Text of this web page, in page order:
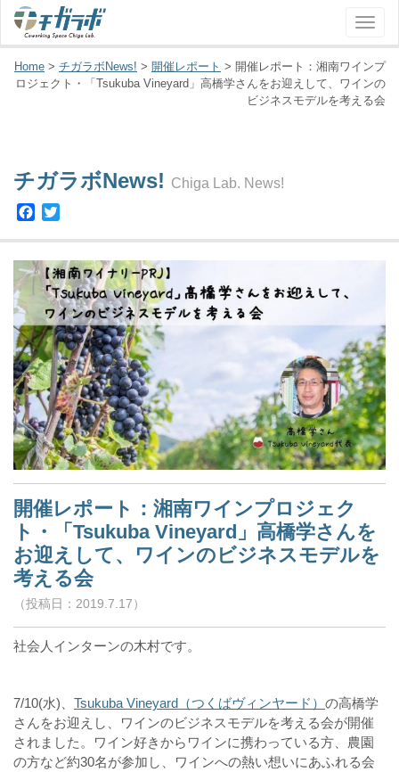
ナ
ビ
ゲ
ー
シ
Home > チガラボNews! > 開催レポート > 開催レポート：湘南ワインプ
ロジェクト・「Tsukuba Vineyard」高橋学さんをお迎えして、ワインの
ビジネスモデルを考える会
チガラボNews! Chiga Lab. News!
Facebook
開催レポート：湘南ワインプロジェク
ト・「Tsukuba Vineyard」高橋学さんを
お迎えして、ワインのビジネスモデルを
考える会
（投稿日：2019.7.17）
社会人インターンの木村です。
7/10(水)、 Tsukuba Vineyard（つくばヴィンヤード） の高橋学
さんをお迎えし、ワインのビジネスモデルを考える会が開催
されました。ワイン好きからワインに携わっている方、農園
の方など約30名が参加し、ワインへの熱い想いにあふれる会